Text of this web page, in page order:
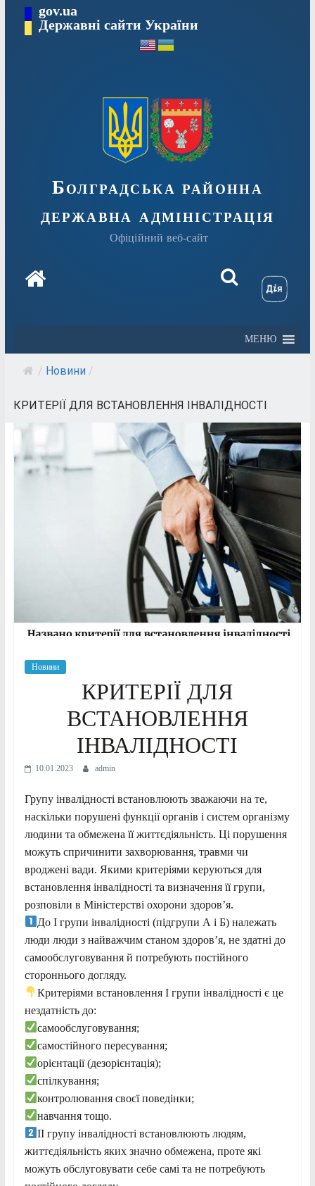
Перейтиgov.ua
Державні сайти України
Болградська районна
державна адміністрація
Офіційний веб-сайт
МЕНЮ
/ Новини /
КРИТЕРІЇ ДЛЯ ВСТАНОВЛЕННЯ ІНВАЛІДНОСТІ
Новини
КРИТЕРІЇ ДЛЯ
ВСТАНОВЛЕННЯ
ІНВАЛІДНОСТІ
10.01.2023 admin
Групу інвалідності встановлюють зважаючи на те,
наскільки порушені функції органів і систем організму
людини та обмежена її життєдіяльність. Ці порушення
можуть спричинити захворювання, травми чи
вроджені вади. Якими критеріями керуються для
встановлення інвалідності та визначення її групи,
розповіли в Міністерстві охорони здоров’я.
До I групи інвалідності (підгрупи А і Б) належать
люди люди з найважчим станом здоров’я, не здатні до
самообслуговування й потребують постійного
стороннього догляду.
Критеріями встановлення I групи інвалідності є це
нездатність до:
самообслуговування;
самостійного пересування;
орієнтації (дезорієнтація);
спілкування;
контролювання своєї поведінки;
навчання тощо.
ІI групу інвалідності встановлюють людям,
життєдіяльність яких значно обмежена, проте які
можуть обслуговувати себе самі та не потребують